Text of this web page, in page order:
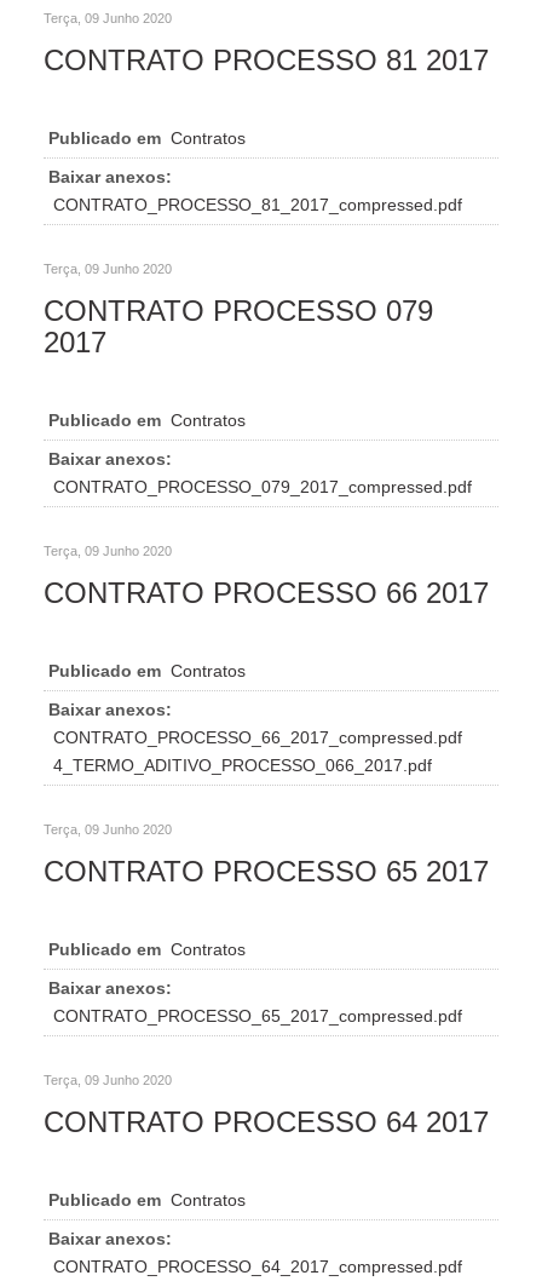
Terça, 09 Junho 2020
CONTRATO PROCESSO 81 2017
Publicado em Contratos
Baixar anexos:
CONTRATO_PROCESSO_81_2017_compressed.pdf
Terça, 09 Junho 2020
CONTRATO PROCESSO 079
2017
Publicado em Contratos
Baixar anexos:
CONTRATO_PROCESSO_079_2017_compressed.pdf
Terça, 09 Junho 2020
CONTRATO PROCESSO 66 2017
Publicado em Contratos
Baixar anexos:
CONTRATO_PROCESSO_66_2017_compressed.pdf
4_TERMO_ADITIVO_PROCESSO_066_2017.pdf
Terça, 09 Junho 2020
CONTRATO PROCESSO 65 2017
Publicado em Contratos
Baixar anexos:
CONTRATO_PROCESSO_65_2017_compressed.pdf
Terça, 09 Junho 2020
CONTRATO PROCESSO 64 2017
Publicado em Contratos
Baixar anexos:
CONTRATO_PROCESSO_64_2017_compressed.pdf